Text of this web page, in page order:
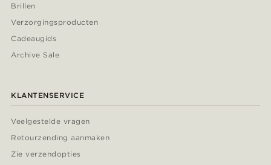
Brillen
Verzorgingsproducten
Cadeaugids
Archive Sale
KLANTENSERVICE
Veelgestelde vragen
Retourzending aanmaken
Zie verzendopties